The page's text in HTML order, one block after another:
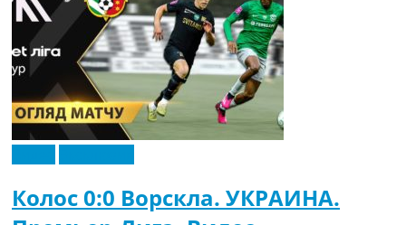
Колос 0:0 Ворскла. УКРАИНА.